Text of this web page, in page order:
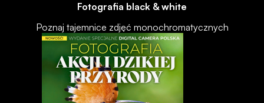
Fotografia black & white
Poznaj tajemnice zdjęć monochromatycznych